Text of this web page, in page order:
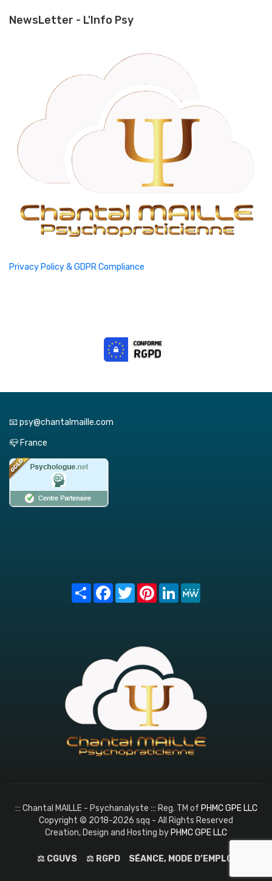
NewsLetter - L'Info Psy
Privacy Policy & GDPR Compliance
📧 psy@chantalmaille.com
📪 France
Share FacebookTwitterPinterest
LinkedIn
::: Chantal MAILLE - Psychanalyste ::: Reg. TM of PHMC GPE LLC
Copyright © 2018-2026 sqq - All Rights Reserved
Creation, Design and Hosting byPHMC GPE LLC
⚖️ CGUVS ⚖️ RGPD SÉANCE, MODE D’EMPLOI